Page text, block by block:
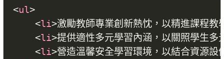
<ul>
<li>激勵教師專業創新熱忱，以精進課程教
<li>提供適性多元學習內涵，以關照學生多
<li>營造溫馨安全學習環境，以結合資源設